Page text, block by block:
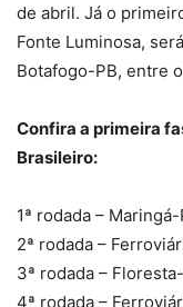
de abril. Já o
Fonte Luminosa,
Botafogo-PB, entre
Confira a primeira
Brasileiro:
1ª rodada –
2ª rodada –
3ª rodada –
4ª rodada –